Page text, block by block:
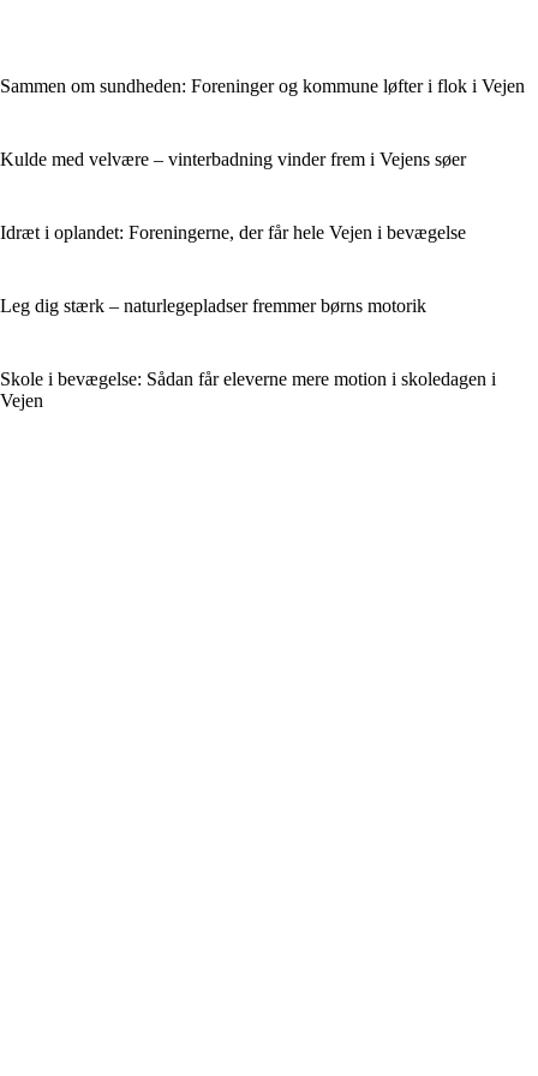
Sammen om sundheden: Foreninger og kommune løfter i flok i Vejen
Kulde med velvære – vinterbadning vinder frem i Vejens søer
Idræt i oplandet: Foreningerne, der får hele Vejen i bevægelse
Leg dig stærk – naturlegepladser fremmer børns motorik
Skole i bevægelse: Sådan får eleverne mere motion i skoledagen i
Vejen